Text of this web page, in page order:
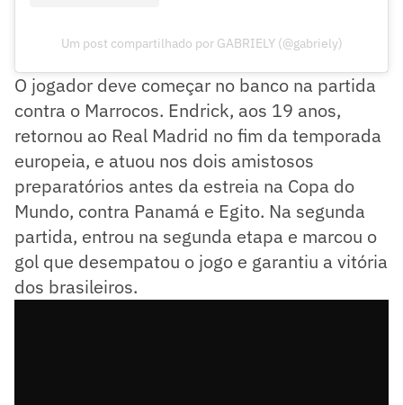
Um post compartilhado por GABRIELY (@gabriely)
O jogador deve começar no banco na partida
contra o Marrocos. Endrick, aos 19 anos,
retornou ao Real Madrid no fim da temporada
europeia, e atuou nos dois amistosos
preparatórios antes da estreia na Copa do
Mundo, contra Panamá e Egito. Na segunda
partida, entrou na segunda etapa e marcou o
gol que desempatou o jogo e garantiu a vitória
dos brasileiros.